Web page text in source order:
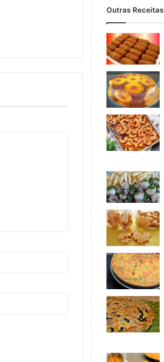
Outras Receitas